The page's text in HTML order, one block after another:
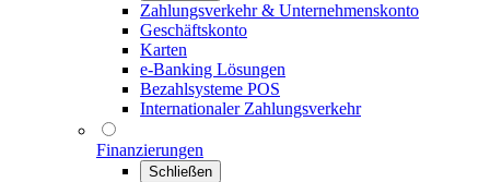
Zahlungsverkehr & Unternehmenskonto
Geschäftskonto
Karten
e-Banking Lösungen
Bezahlsysteme POS
Internationaler Zahlungsverkehr
Finanzierungen
Schließen